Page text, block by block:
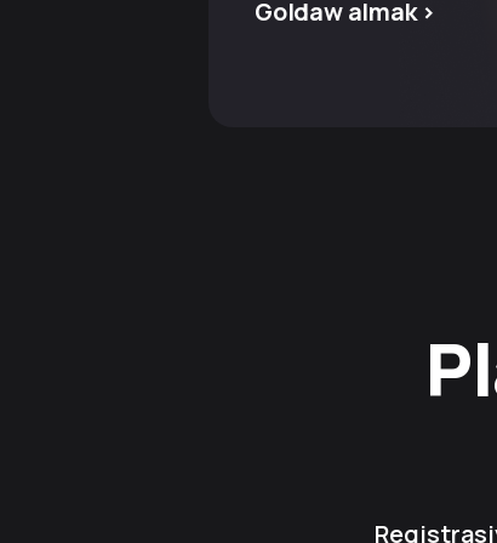
Goldaw almak >